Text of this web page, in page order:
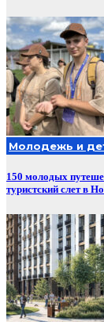
Молодежь и
150 молодых
туристский слет в